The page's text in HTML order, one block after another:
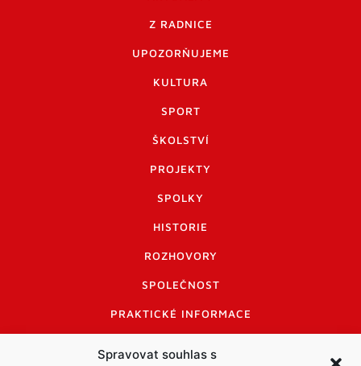
Spravovat souhlas s
Z RADNICE
UPOZORŇUJEME
KULTURA
SPORT
ŠKOLSTVÍ
PROJEKTY
SPOLKY
HISTORIE
ROZHOVORY
SPOLEČNOST
PRAKTICKÉ INFORMACE